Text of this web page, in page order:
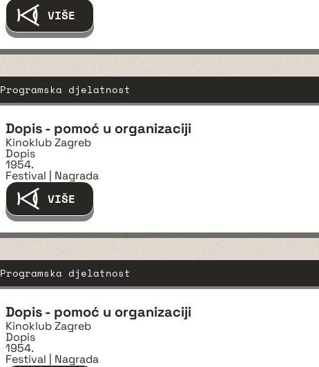
VIŠE
Programska djelatnost
Dopis - pomoć u organizaciji
Kinoklub Zagreb
Dopis
1954.
Festival | Nagrada
VIŠE
Programska djelatnost
Dopis - pomoć u organizaciji
Kinoklub Zagreb
Dopis
1954.
Festival | Nagrada